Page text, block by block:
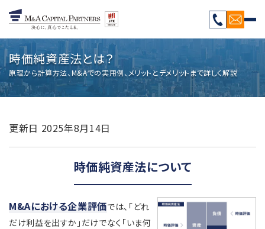
時価純資産法とは？
原理から計算方法、M&Aでの実用例、メリットとデメリットまで詳しく解説
更新日 2025年8月14日
時価純資産法について
M&Aにおける企業評価では、「どれ
だけ利益を出すか」だけでなく「いま何